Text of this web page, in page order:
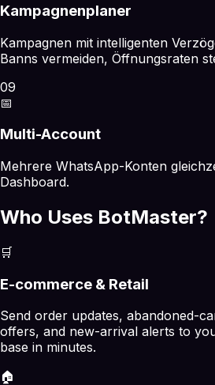
Kampagnenplaner
Kampagnen mit intelligenten
Banns vermeiden, Öffnungsraten
09
📅
Multi-Account
Mehrere WhatsApp-Konten
Dashboard.
Who Uses BotMaster?
🛒
E-commerce & Retail
Send order updates, abandoned-
offers, and new-arrival alerts to
base in minutes.
🏠